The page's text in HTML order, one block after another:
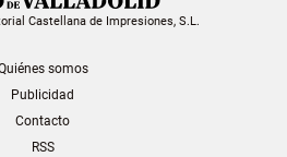
Castellana de Impresiones, S.L.
somos
Publicidad
Contacto
RSS